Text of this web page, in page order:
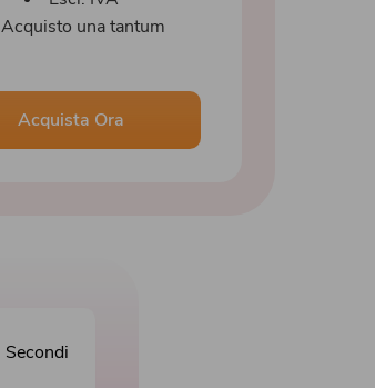
Acquisto una tantum
Acquista Ora
Secondi